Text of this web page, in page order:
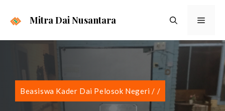
Mitra Dai Nusantara Menu
Beasiswa Kader Dai Pelosok Negeri / /